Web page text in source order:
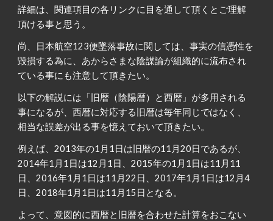
詳細は、関連項目の各リンクに目を通して頂くとご理解
頂ける事と思う。
尚、日本航空123便墜落事故に関しては、事実の信憑性を
毀損する為に、あからさまな陰謀論が組織的に流布され
ている事にも注意して頂きたい。
以下の解説には「旧暦（陰陽暦）と西暦」が多用される
事になるが、西暦に対応する旧暦は毎年同じではなく、
相当な誤差が出る事を憶えておいて頂きたい。
例えば、2013年の1月1日は旧暦の11月20日であるが、
2014年1月1日は12月1日、2015年の1月1日は11月11
日、2016年1月1日は11月22日、2017年1月1日は12月4
日、2018年1月1日は11月15日となる。
よって、意図的に西暦と旧暦を合わせた計算をおこない